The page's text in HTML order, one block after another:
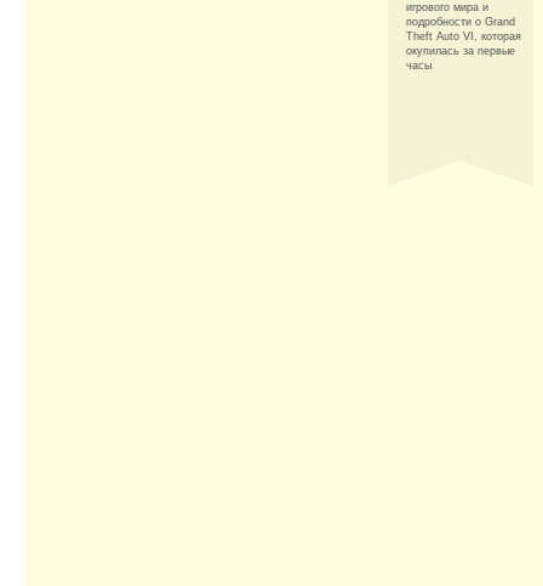
игрового мира и
подробности о Grand
Theft Auto VI, которая
окупилась за первые
часы